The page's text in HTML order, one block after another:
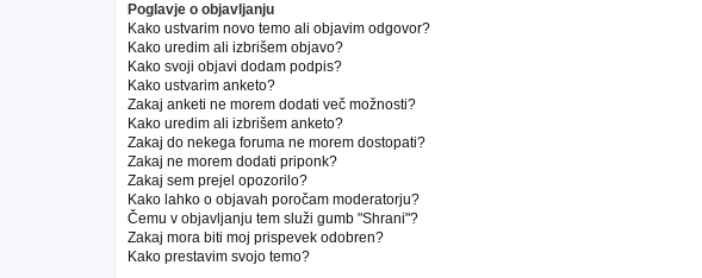
Poglavje o objavljanju
Kako ustvarim novo temo ali objavim odgovor?
Kako uredim ali izbrišem objavo?
Kako svoji objavi dodam podpis?
Kako ustvarim anketo?
Zakaj anketi ne morem dodati več možnosti?
Kako uredim ali izbrišem anketo?
Zakaj do nekega foruma ne morem dostopati?
Zakaj ne morem dodati priponk?
Zakaj sem prejel opozorilo?
Kako lahko o objavah poročam moderatorju?
Čemu v objavljanju tem služi gumb "Shrani"?
Zakaj mora biti moj prispevek odobren?
Kako prestavim svojo temo?